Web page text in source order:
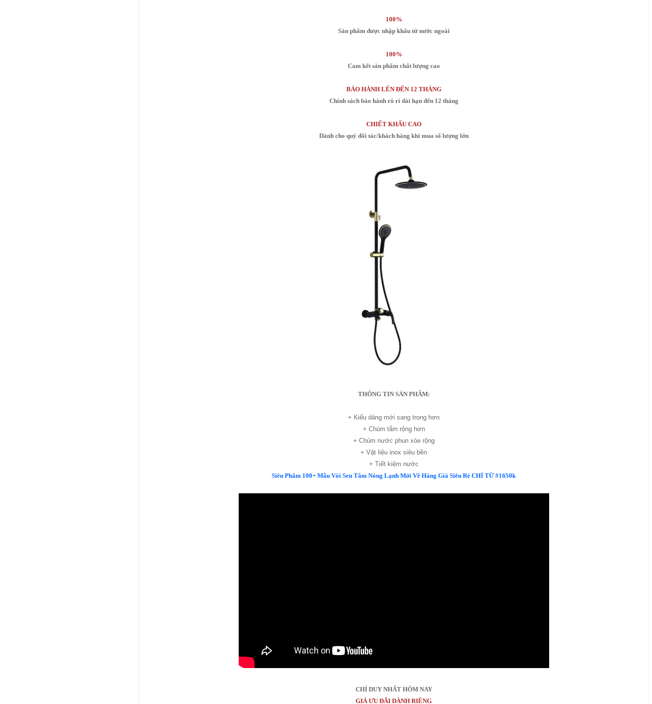
100%
Sản phẩm được nhập khẩu từ nước ngoài
100%
Cam kết sản phẩm chất lượng cao
BẢO HÀNH LÊN ĐẾN 12 THÁNG
Chính sách bảo hành rò rỉ dài hạn đến 12 tháng
CHIẾT KHẤU CAO
Dành cho quý đối tác/khách hàng khi mua số lượng lớn
THÔNG TIN SẢN PHẨM:
+ Kiểu dáng mới sang trọng hơn
+ Chùm tắm rộng hơn
+ Chùm nước phun xòe rộng
+ Vật liệu inox siêu bền
+ Tiết kiệm nước
Siêu Phẩm 100+ Mẫu Vòi Sen Tắm Nóng Lạnh Mới Về Hàng Giá Siêu Rẻ CHỈ TỪ #1650k
CHỈ DUY NHẤT HÔM NAY
GIÁ ƯU ĐÃI DÀNH RIÊNG